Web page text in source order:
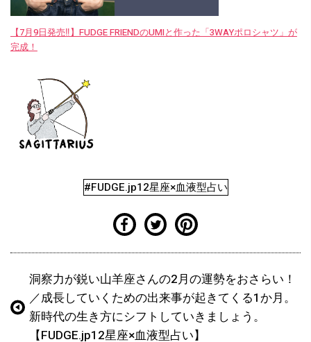
【7月9日発売‼︎】FUDGE FRIENDのUMIと作った「3WAYポロシャツ」が
完成！
#FUDGE.jp12星座×血液型占い
洞察力が鋭い山羊座さんの2月の運勢をおさらい！
／成長していくための出来事が起きてくる1か月。
新時代の生き方にシフトしていきましょう。
【FUDGE.jp12星座×血液型占い】